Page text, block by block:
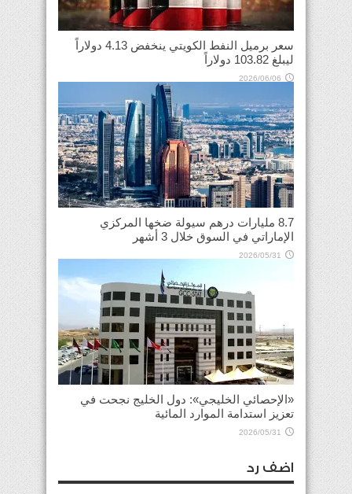
سعر برميل النفط الكويتي ينخفض 4.13 دولاراً
ليبلغ 103.82 دولاراً
2026/06/06
8.7 مليارات درهم سيولة ضخها المركزي
الإماراتي في السوق خلال 3 أشهر
2026/05/31
«الإحصائي الخليجي»: دول الخليج نجحت في
تعزيز استدامة الموارد المائية
2026/05/31
اضف رد